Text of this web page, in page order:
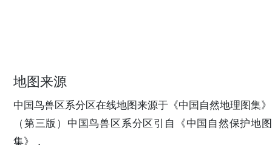
地图来源
中国鸟兽区系分区在线地图来源于《中国自然地理图集》
（第三版）中国鸟兽区系分区引自《中国自然保护地图
集》，